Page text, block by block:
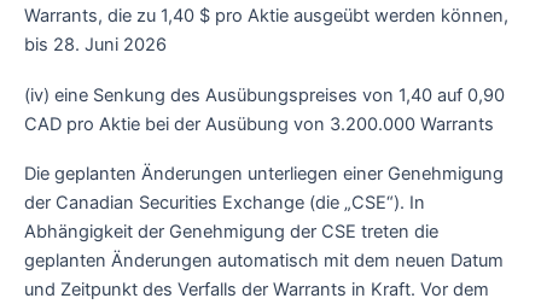
Warrants, die zu 1,40 $ pro Aktie ausgeübt werden können,
bis 28. Juni 2026
(iv) eine Senkung des Ausübungspreises von 1,40 auf 0,90
CAD pro Aktie bei der Ausübung von 3.200.000 Warrants
Die geplanten Änderungen unterliegen einer Genehmigung
der Canadian Securities Exchange (die „CSE“). In
Abhängigkeit der Genehmigung der CSE treten die
geplanten Änderungen automatisch mit dem neuen Datum
und Zeitpunkt des Verfalls der Warrants in Kraft. Vor dem